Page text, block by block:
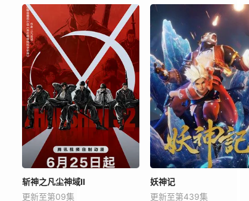
斩神之凡尘神域Ⅱ
更新至第09集
妖神记
更新至第439集